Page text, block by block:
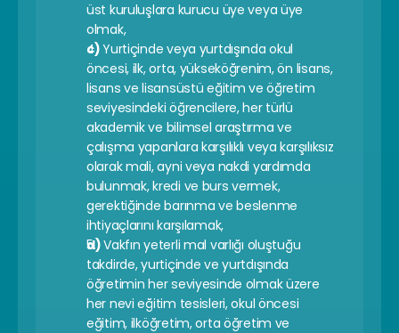
üst kuruluşlara kurucu üye veya üye
olmak,
c) Yurtiçinde veya yurtdışında okul
öncesi, ilk, orta, yükseköğrenim, ön lisans,
lisans ve lisansüstü eğitim ve öğretim
seviyesindeki öğrencilere, her türlü
akademik ve bilimsel araştırma ve
çalışma yapanlara karşılıklı veya karşılıksız
olarak mali, ayni veya nakdi yardımda
bulunmak, kredi ve burs vermek,
gerektiğinde barınma ve beslenme
ihtiyaçlarını karşılamak,
d) Vakfın yeterli mal varlığı oluştuğu
takdirde, yurtiçinde ve yurtdışında
öğretimin her seviyesinde olmak üzere
her nevi eğitim tesisleri, okul öncesi
eğitim, ilköğretim, orta öğretim ve